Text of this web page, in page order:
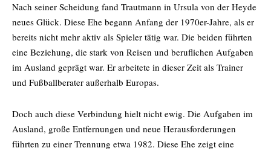
Nach seiner Scheidung fand Trautmann in Ursula von der Heyde
neues Glück. Diese Ehe begann Anfang der 1970er-Jahre, als er
bereits nicht mehr aktiv als Spieler tätig war. Die beiden führten
eine Beziehung, die stark von Reisen und beruflichen Aufgaben
im Ausland geprägt war. Er arbeitete in dieser Zeit als Trainer
und Fußballberater außerhalb Europas.
Doch auch diese Verbindung hielt nicht ewig. Die Aufgaben im
Ausland, große Entfernungen und neue Herausforderungen
führten zu einer Trennung etwa 1982. Diese Ehe zeigt eine